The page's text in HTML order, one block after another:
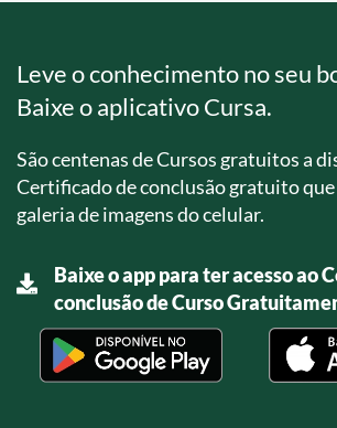
Leve o conhecimento no seu
Baixe o aplicativo Cursa.
São centenas de Cursos gratuitos a
Certificado de conclusão gratuito que
galeria de imagens do celular.
Baixe o app para ter acesso ao
conclusão de Curso